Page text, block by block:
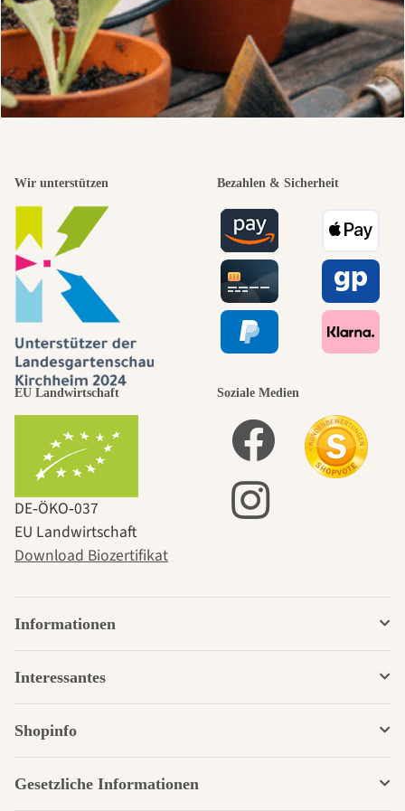
Wir unterstützen Bezahlen & Sicherheit
EU Landwirtschaft
DE‑ÖKO‑037
EU Landwirtschaft
Download Biozertifikat
Soziale Medien
Informationen
Interessantes
Shopinfo
Gesetzliche Informationen